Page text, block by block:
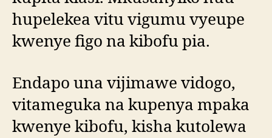
hupelekea vitu vigumu vyeupe
kwenye figo na kibofu pia.
Endapo una vijimawe vidogo,
vitameguka na kupenya mpaka
kwenye kibofu, kisha kutolewa